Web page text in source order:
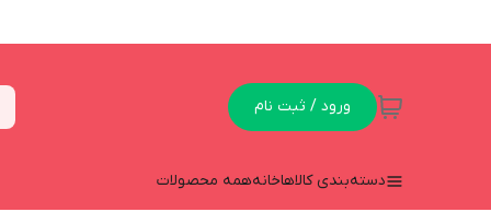
ورود / ثبت نام
دسته‌بندی کالاهاخانههمه محصولات